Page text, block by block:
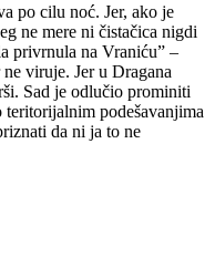
po cilu noć. Jer, ako je
ne mere ni čistačica nigdi
privrnula na Vraniću” –
viruje. Jer u Dragana
Sad je odlučio prominiti
podešavanjima
da ni ja to ne